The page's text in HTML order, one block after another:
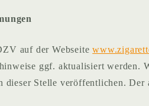
auf der Webseite
ggf. aktualisiert werden.
Stelle veröffentlichen. Der